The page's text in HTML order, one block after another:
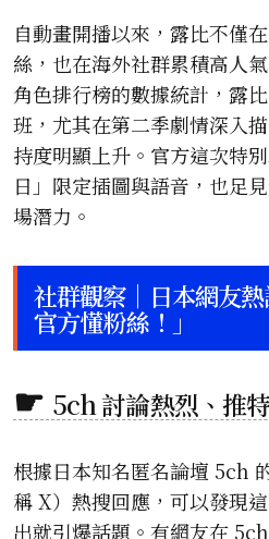
自動畫開播以來，露比不僅
絲，也在海外社群累積高人
角色排行榜的數據統計，露
班，尤其在第二季劇情深入
持度明顯上升。官方這次特
日」限定插圖與語音，也足
場潛力。
社群觀察｜日本網友
官方懂粉絲！」
5ch 討論熱烈、推
根據日本知名匿名論壇 5ch
稱 X）熱搜回應，可以發現
出就引爆話題。有網友在 5ch